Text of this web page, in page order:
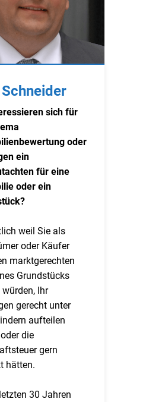
sich für
oder
ein
für eine
oder ein
weil Sie als
oder Käufer
marktgerechten
Grundstücks
Ihr
gerecht unter
aufteilen
die
gern
hätten.
30 Jahren